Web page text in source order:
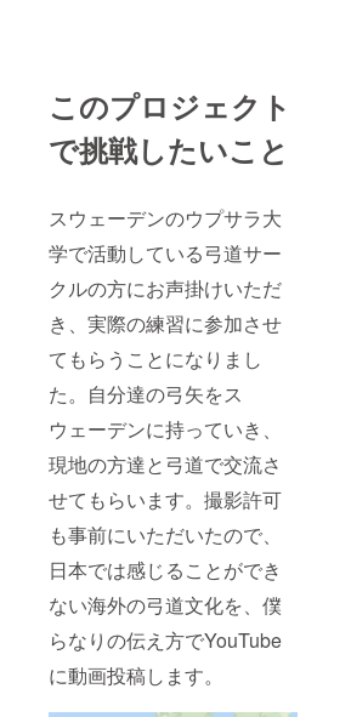
このプロジェクト
で挑戦したいこと
スウェーデンのウプサラ大
学で活動している弓道サー
クルの方にお声掛けいただ
き、実際の練習に参加させ
てもらうことになりまし
た。自分達の弓矢をス
ウェーデンに持っていき、
現地の方達と弓道で交流さ
せてもらいます。撮影許可
も事前にいただいたので、
日本では感じることができ
ない海外の弓道文化を、僕
らなりの伝え方でYouTube
に動画投稿します。